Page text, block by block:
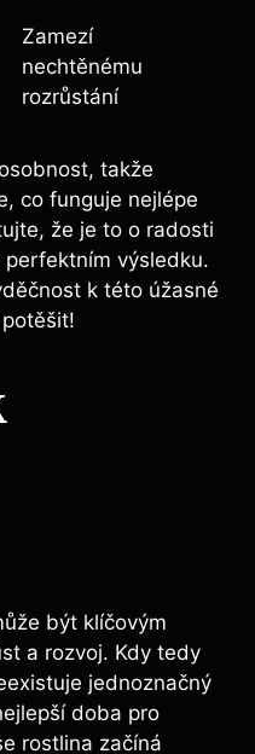
Zamezí
nechtěnému
rozrůstání
takže
co funguje nejlépe
že je to o radosti
výsledku.
k této úžasné
být klíčovým
a rozvoj. Kdy tedy
jednoznačný
doba pro
rostlina začíná